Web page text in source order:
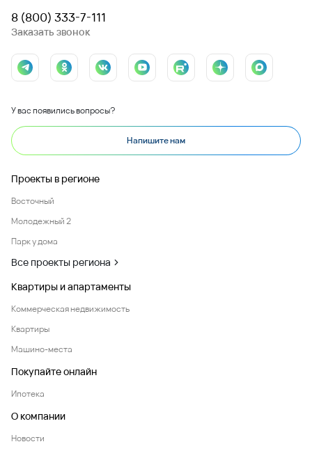
8 (800) 333-7-111
Заказать звонок
У вас появились вопросы?
Напишите нам
Проекты в регионе
Восточный
Молодежный 2
Парк у дома
Все проекты региона
Квартиры и апартаменты
Коммерческая недвижимость
Квартиры
Машино-места
Покупайте онлайн
Ипотека
О компании
Новости